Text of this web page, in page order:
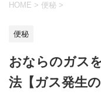
HOME > 便秘 >
便秘
おならのガス
法【ガス発生